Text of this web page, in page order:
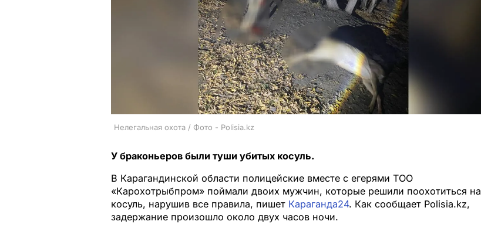
Нелегальная охота / Фото - Polisia.kz
У браконьеров были туши убитых косуль.
В Карагандинской области полицейские вместе с егерями ТОО
«Карохотрыбпром» поймали двоих мужчин, которые решили поохотиться на
косуль, нарушив все правила, пишет Караганда24. Как сообщает Polisia.kz,
задержание произошло около двух часов ночи.